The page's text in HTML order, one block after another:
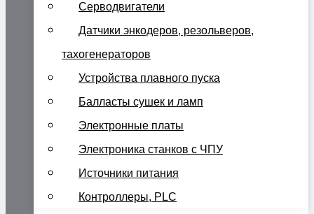
Серводвигатели
Датчики энкодеров, резольверов,
тахогенераторов
Устройства плавного пуска
Балласты сушек и ламп
Электронные платы
Электроника станков с ЧПУ
Источники питания
Контроллеры, PLC